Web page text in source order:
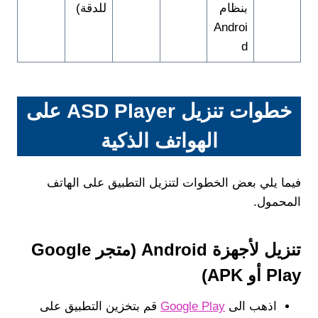
بنظام
Androi
d
للدقة)
خطوات تنزيل ASD Player على
الهواتف الذكية
فيما يلي بعض الخطوات لتنزيل التطبيق على الهاتف
المحمول.
تنزيل لأجهزة Android (متجر Google
Play أو APK)
اذهب الى Google Play قم بتخزين التطبيق على